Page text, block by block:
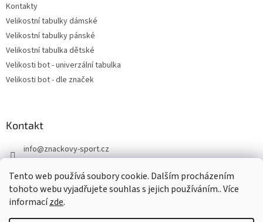
Tento web používá soubory cookie. Dalším procházením
tohoto webu vyjadřujete souhlas s jejich používáním.. Více
informacízde.
Kontakty
Velikostní tabulky dámské
Velikostní tabulky pánské
Velikostní tabulka dětské
Velikosti bot - univerzální tabulka
Velikosti bot - dle značek
Kontakt
info@znackovy-sport.cz